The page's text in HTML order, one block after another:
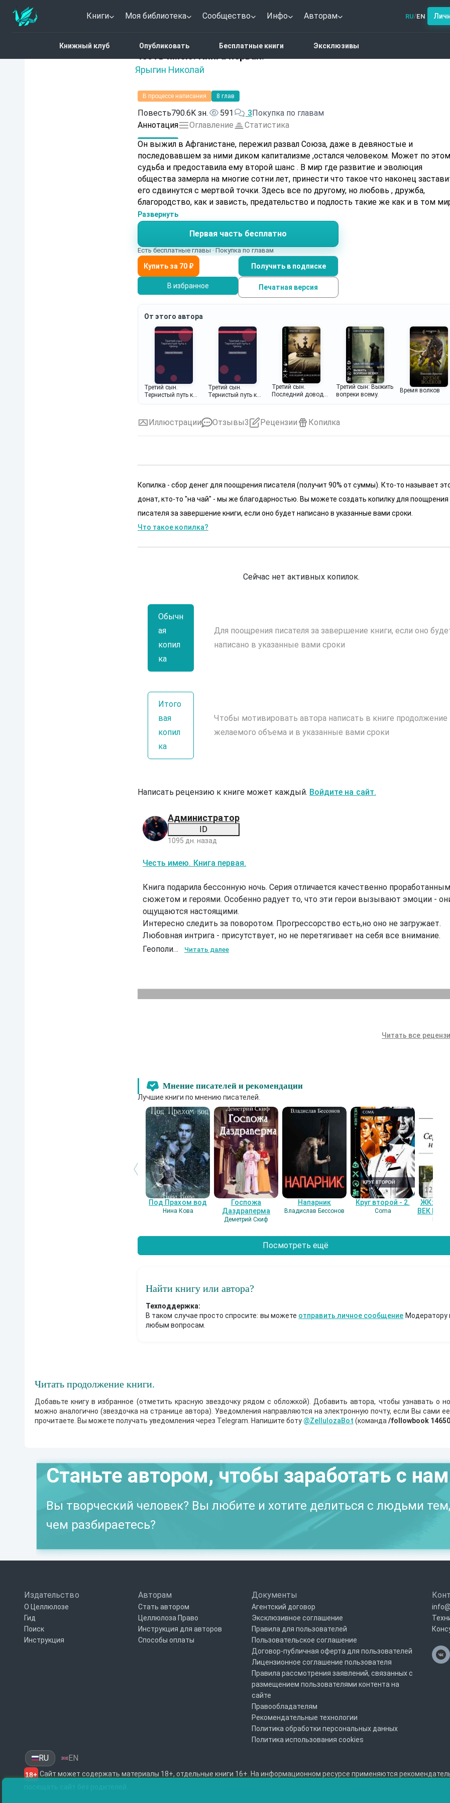
Книги Моя библиотека Сообщество Инфо Авторам RU/EN
Книжный клуб Опубликовать Бесплатные книги Эксклюзивы
Честь имею. Книга первая.
Ярыгин Николай
Нет оценок
В процессе написания 8 глав
Повесть790.6K зн. 591 3Покупка по главам
Аннотация
Оглавление
Статистика
Он выжил в Афганистане, пережил развал Союза, даже в девяностые и
последовавшем за ними диком капитализме ,остался человеком. Может по
судьба и предоставила ему второй шанс . В мир где развитие и эволюция
общества замерла на многие сотни лет, принести что такое что наконец
его сдвинутся с мертвой точки. Здесь все по другому, но любовь , дружба,
благородство, как и зависть, предательство и подлость такие же как и в том
где он родился. А Честь всегда при нем, Алексом тан эль Зорго…..критерий
которым даже жизнь отступает на второй план. И пусть он входит в высший
аристократов этого мира, ему без разницы король ты или простой серв,
мужчина или ребенок.
Развернуть
Первая часть бесплатно
Есть бесплатные главы · Покупка по главам
Получить в подписке
В избранное Печатная версия
От этого автора
Третий сын.
Тернистый путь к
Третий сын.
Тернистый путь к
Третий сын.
Последний довод
Третий сын: Выжить
вопреки всему.
Время волков
Иллюстрации Отзывы3 Рецензии Копилка
Копилка - сбор денег для поощрения писателя (получит 90% от суммы). Кто-то называет
донат, кто-то "на чай" - мы же благодарностью. Вы можете создать копилку для поощрения
писателя за завершение книги, если оно будет написано в указанные вами сроки.
Что такое копилка?
Сейчас нет активных копилок.
Обычн
ая
копил
ка
Для поощрения писателя за завершение книги, если оно
написано в указанные вами сроки
Итого
вая
копил
ка
Чтобы мотивировать автора написать в книге продолжение
желаемого объема и в указанные вами сроки
Написать рецензию к книге может каждый. Войдите на сайт.
Администратор
ID
1095 дн. назад
Ч
е
т
ь
и
м
е
ю
.
К
н
е
р
о
д
а
р
и
л
а
б
е
с
с
н
н
ч
.
и
я
о
т
л
и
к
ч
е
с
т
о
п
р
а
б
о
т
н
ы
ж
е
т
о
м
и
г
а
Честь имею. Книга первая.
Книга подарила бессонную ночь. Серия отличается качественно проработанным
сюжетом и героями. Особенно радует то, что эти герои вызывают эмоции -
ощущаются настоящими.
Интересно следить за поворотом. Прогрессорство есть,но оно не загружает.
Любовная интрига - присутствует, но не перетягивает на себя все внимание.
Геополи…
Читать далее
Читать все
Мнение писателей и рекомендации
Лучшие книги по мнению писателей.
Под Прахом вод
Нина Кова
Госпожа
Даздраперма
Деметрий Скиф
Напарник
Владислав Бессонов
Круг второй - 2.
Coma
ЖК:
ВЕК
Посмотреть ещё
Найти книгу или автора?
Техподдержка:
В таком случае просто спросите: вы можете отправить личное сообщение Модератору
любым вопросам.
Читать продолжение книги.
Добавьте книгу в избранное (отметить красную звездочку рядом с обложкой). Добавить автора, чтобы узнавать о
можно аналогично (звездочка на странице автора). Уведомления направляются на электронную почту, если Вы сами
прочитаете. Вы можете получать уведомления через Telegram. Напишите боту @ZellulozaBot (команда /followbook 14650
Станьте автором, чтобы заработать с
Вы творческий человек? Вы любите и хотите делиться с людьми
чем разбираетесь?
Издательство
О Целлюлозе
Гид
Поиск
Инструкция
Авторам
Стать автором
Целлюлоза Право
Инструкция для авторов
Способы оплаты
Документы
Агентский договор
Эксклюзивное соглашение
Правила для пользователей
Пользовательское соглашение
Договор-публичная оферта для пользователей
Лицензионное соглашение пользователя
Правила рассмотрения заявлений, связанных с
размещением пользователями контента на
сайте
Правообладателям
Рекомендательные технологии
Политика обработки персональных данных
Политика использования cookies
RU EN
18+ Сайт может содержать материалы 18+, отдельные книги 16+. На информационном ресурсе применяются